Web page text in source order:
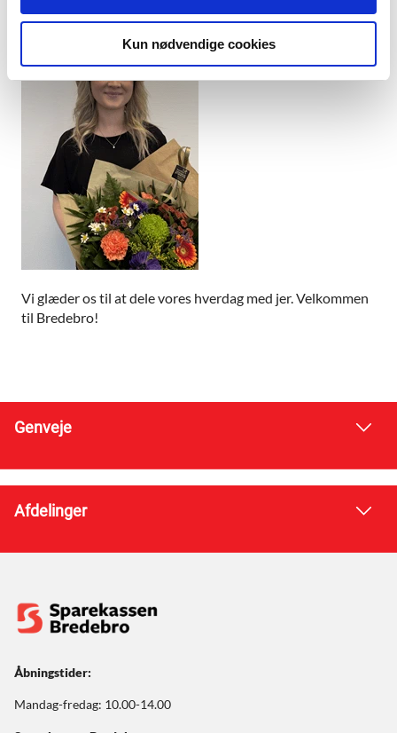
Kun nødvendige cookies
Vi glæder os til at dele vores hverdag med jer. Velkommen
til Bredebro!
Genveje
Afdelinger
Åbningstider:
Mandag-fredag: 10.00-14.00